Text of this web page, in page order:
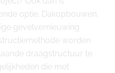
optie. Dakopbouwen,
gevelvernieuwing
worden
draagstructuur te
die met